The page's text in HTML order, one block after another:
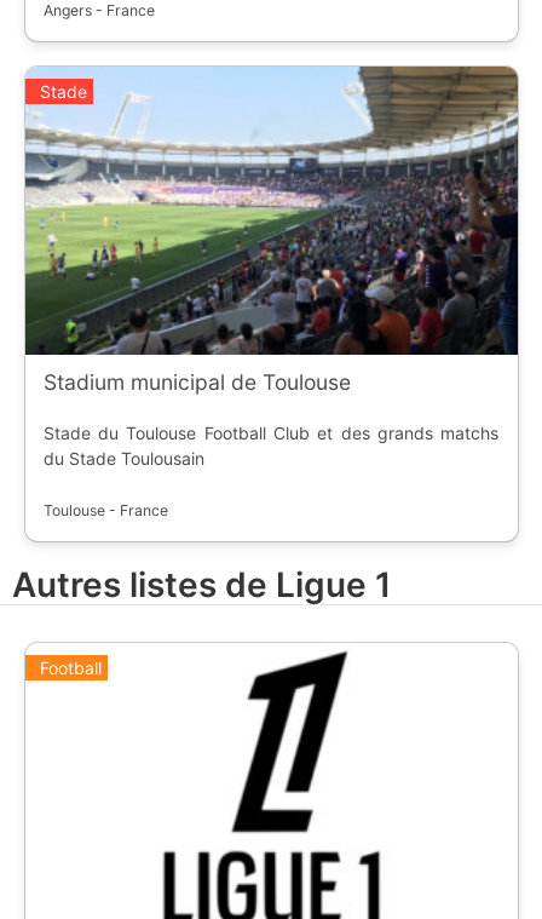
Angers - France
Stade
Stadium municipal de Toulouse
Stade du Toulouse Football Club et des grands matchs
du Stade Toulousain
Toulouse - France
Autres listes de Ligue 1
Football